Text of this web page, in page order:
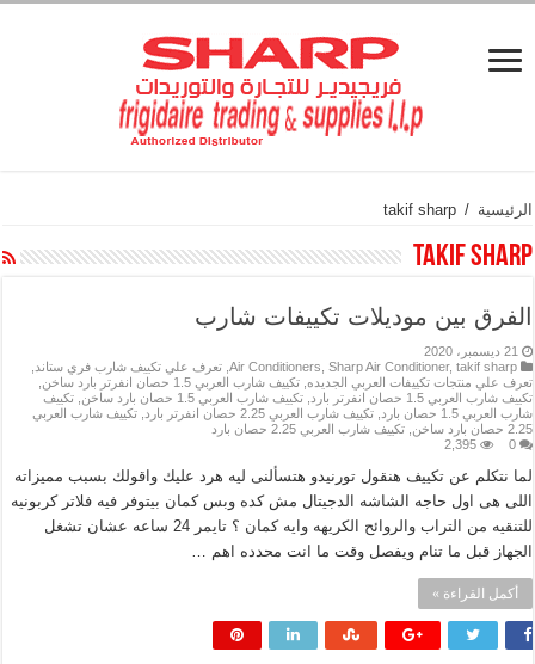
الرئيسية /
takif sharp
takif sharp
الفرق بين موديلات تكييفات شارب
21 ديسمبر، 2020
Air Conditioners Sharp Air Conditioner, takif sharp
,تعرف علي تكييف شارب فري ستاند
تعرف علي منتجات تكييفات العربي الجديده ,تكييف شارب العربي 1.5 حصان انفرتر بارد ساخن
تكييف شارب العربي 1.5 حصان انفرتر بارد
,تكييف شارب العربي 1.5 حصان بارد ساخن ,تكييف
شارب العربي 1.5 حصان بارد
,تكييف شارب العربي 2.25 حصان انفرتر بارد ,تكييف شارب العربي
2.25 حصان بارد ساخن
,تكييف شارب العربي 2.25 حصان بارد
0
2,395
لما نتكلم عن تكييف هنقول تورنيدو هتسألنى ليه هرد عليك واقولك بسبب مميزاته
اللى هى اول حاجه الشاشه الدجيتال مش كده وبس كمان بيتوفر فيه فلاتر كربونيه
للتنقيه من التراب والروائح الكريهه وايه كمان ؟ تايمر 24 ساعه عشان تشغل
الجهاز قبل ما تنام ويفصل وقت ما انت محدده اهم …
أكمل القراءة »